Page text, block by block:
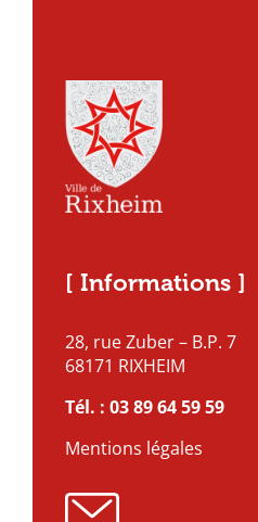
[ Informations ]
28, rue Zuber – B.P. 7
68171 RIXHEIM
Tél. : 03 89 64 59 59
Mentions légales